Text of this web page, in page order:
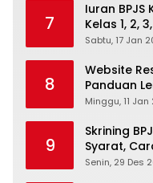
7
Iuran
Kelas 1, 2,
Panduan
Sabtu, 17 Jan
8
Website
Panduan
Minggu, 11 Jan
9
Skrining
Syarat,
Kesehatan
Senin, 29 Des